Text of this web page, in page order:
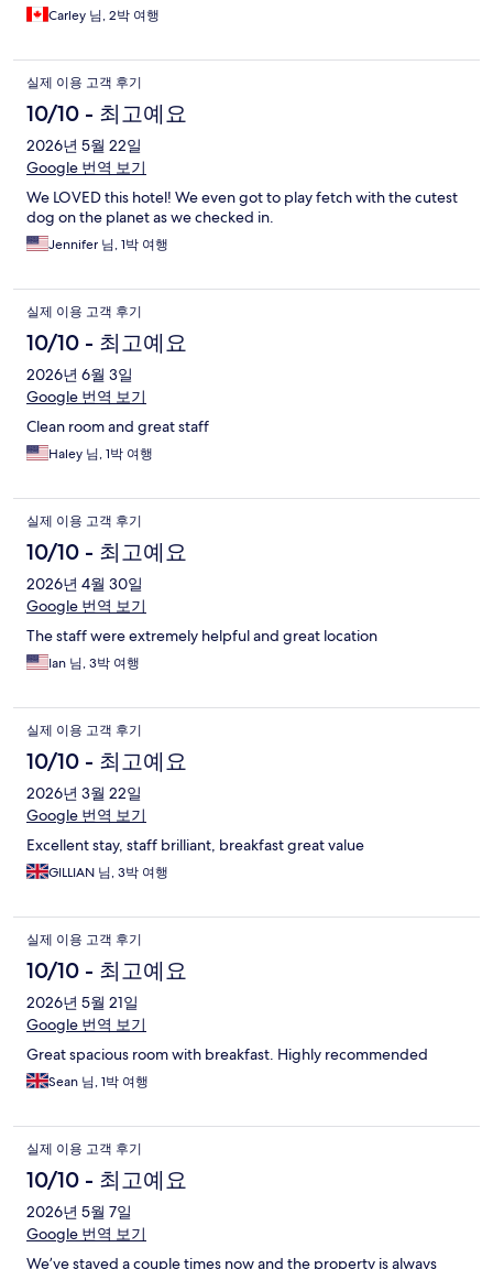
Carley 님, 2박 여행
실제 이용 고객 후기
10/10 - 최고예요
2026년 5월 22일
Google 번역 보기
We LOVED this hotel! We even got to play fetch with the cutest
dog on the planet as we checked in.
Jennifer 님, 1박 여행
실제 이용 고객 후기
10/10 - 최고예요
2026년 6월 3일
Google 번역 보기
Clean room and great staff
Haley 님, 1박 여행
실제 이용 고객 후기
10/10 - 최고예요
2026년 4월 30일
Google 번역 보기
The staff were extremely helpful and great location
Ian 님, 3박 여행
실제 이용 고객 후기
10/10 - 최고예요
2026년 3월 22일
Google 번역 보기
Excellent stay, staff brilliant, breakfast great value
GILLIAN 님, 3박 여행
실제 이용 고객 후기
10/10 - 최고예요
2026년 5월 21일
Google 번역 보기
Great spacious room with breakfast. Highly recommended
Sean 님, 1박 여행
실제 이용 고객 후기
10/10 - 최고예요
2026년 5월 7일
Google 번역 보기
We’ve stayed a couple times now and the property is always